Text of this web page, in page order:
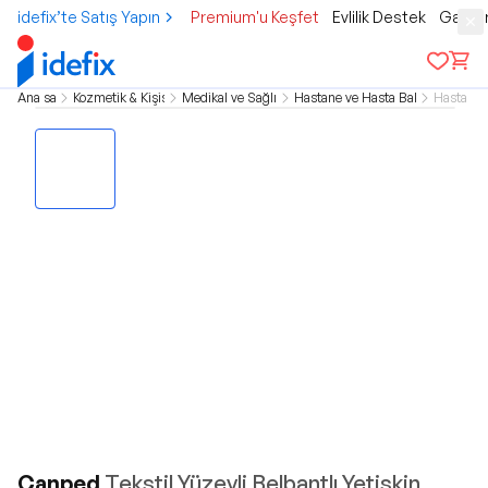
idefix’te Satış Yapın Premium'u Keşfet Evlilik Destek
Ana sayfa Kozmetik & Kişisel BakımMedikal ve Sağlık ÜrünleriHastane ve Hasta Bakım Ürünleri
Hasta